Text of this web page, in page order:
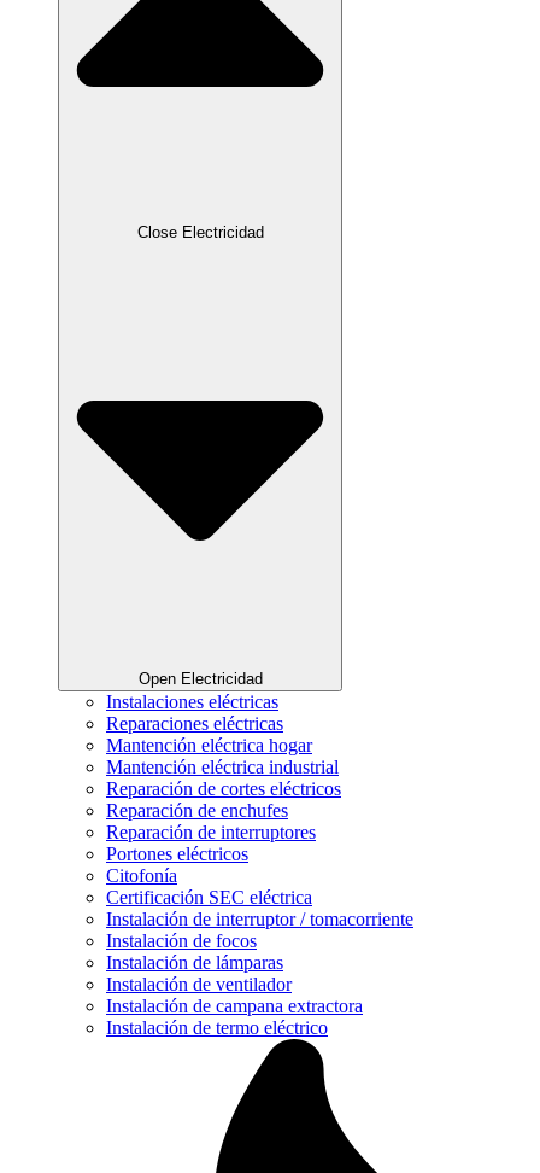
Close Electricidad
Open Electricidad
Instalaciones eléctricas
Reparaciones eléctricas
Mantención eléctrica hogar
Mantención eléctrica industrial
Reparación de cortes eléctricos
Reparación de enchufes
Reparación de interruptores
Portones eléctricos
Citofonía
Certificación SEC eléctrica
Instalación de interruptor / tomacorriente
Instalación de focos
Instalación de lámparas
Instalación de ventilador
Instalación de campana extractora
Instalación de termo eléctrico